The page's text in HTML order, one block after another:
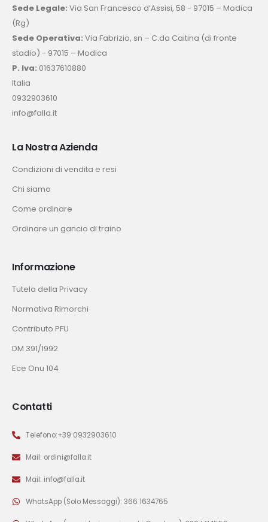
Sede Legale: Via San Francesco d’Assisi, 58 - 97015 – Modica
(Rg)
Sede Operativa: Via Fabrizio, sn – C.da Caitina (di fronte
stadio) - 97015 – Modica
P. Iva: 01637610880
Italia
0932903610
info@falla.it
La Nostra Azienda
Condizioni di vendita e resi
Chi siamo
Come ordinare
Ordinare un gancio di traino
Informazione
Tutela della Privacy
Normativa Rimorchi
Contributo PFU
DM 391/1992
Ece Onu 104
Contatti
Telefono:+39 0932903610
Mail: ordini@falla.it
Mail: info@falla.it
WhatsApp (Solo Messaggi): 366 1634765